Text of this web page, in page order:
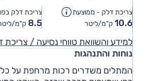
צריכת דלק - ממוצעת
10.6 ק"מ/ליטר
צריכת דלק
8.5 ק"מ/
למידע והשוואת טווחי נסיעה / צריכת
נוחות והתנהגות
המתלים משדרים רכות מרחפת על